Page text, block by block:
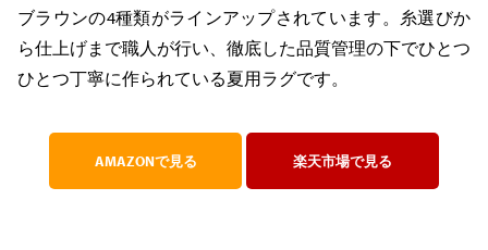
ブラウンの4種類がラインアップされています。糸選びか
ら仕上げまで職人が行い、徹底した品質管理の下でひとつ
ひとつ丁寧に作られている夏用ラグです。
AMAZONで見る 楽天市場で見る